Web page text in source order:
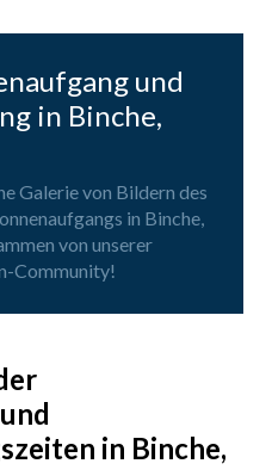
und
in Binche,
Galerie von Bildern des
in Binche,
von unserer
Community!
in Binche,